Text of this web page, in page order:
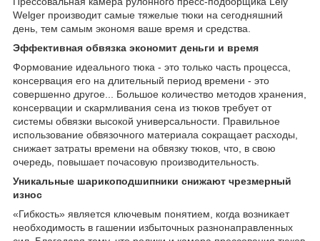
Welger производит самые тяжелые тюки на сегодняшний
день, тем самым экономя ваше время и средства.
Эффективная обвязка экономит деньги и время
Формование идеального тюка - это только часть процесса,
консервация его на длительный период времени - это
совершенно другое... Большое количество методов хранения,
консервации и скармливания сена из тюков требует от
системы обвязки высокой универсальности. Правильное
использование обвязочного материала сокращает расходы,
снижает затраты времени на обвязку тюков, что, в свою
очередь, повышает почасовую производительность.
Уникальные шарикоподшипники снижают чрезмерный
износ
«Гибкость» является ключевым понятием, когда возникает
необходимость в гашении избыточных разнонаправленных